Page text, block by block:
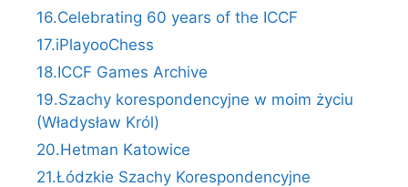
16.Celebrating 60 years of the ICCF
17.iPlayooChess
18.ICCF Games Archive
19.Szachy korespondencyjne w moim życiu
(Władysław Król)
20.Hetman Katowice
21.Łódzkie Szachy Korespondencyjne